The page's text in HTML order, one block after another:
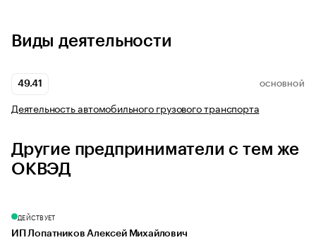
Виды деятельности
49.41 ОСНОВНОЙ
Деятельность автомобильного грузового транспорта
Другие предприниматели с тем же
ОКВЭД
ДЕЙСТВУЕТ
ИП Лопатников Алексей Михайлович